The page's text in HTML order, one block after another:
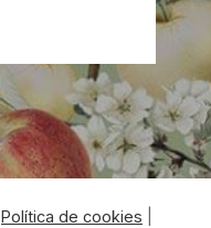
Política de cookies